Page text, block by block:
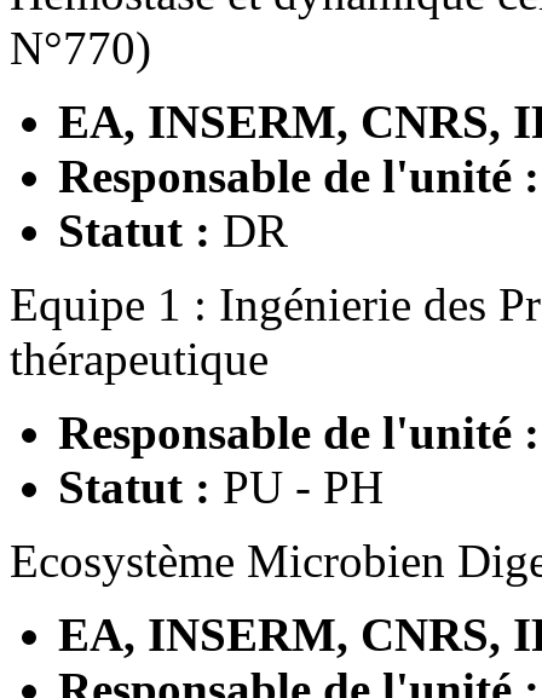
N°770)
EA, INSERM, CNRS,
Responsable de l'unité :
Statut : DR
Equipe 1 : Ingénierie des
thérapeutique
Responsable de l'unité :
Statut : PU - PH
Ecosystème Microbien
EA, INSERM, CNRS,